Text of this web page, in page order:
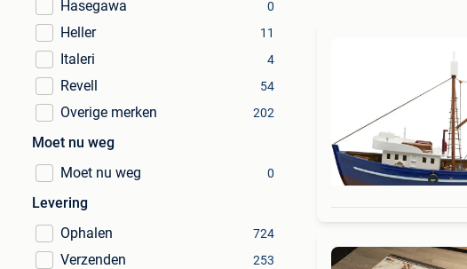
Hasegawa 0
Heller 11
Italeri 4
Revell 54
Overige merken 202
Moet nu weg
Moet nu weg
0
Levering
Ophalen
724
Verzenden 253